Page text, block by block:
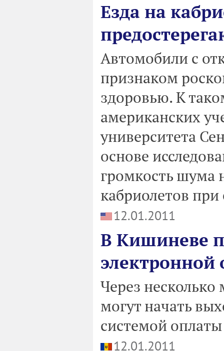
Езда на
Автомобили с
признаком
здоровью. К
американских
университета
основе
громкость шума
кабриолетов при
12.01.2011
В Кишиневе
электронной
Через
могут начать
системой
12.01.2011